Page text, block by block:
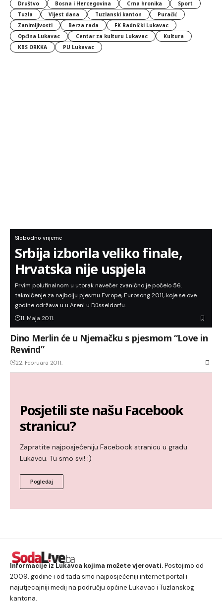
Društvo
Bosna i Hercegovina Crna hronika
Sport
Tuzla
Vijest dana Tuzlanski kanton
Puračić
Zanimljivosti
Berza rada
FK Radnički Lukavac
Općina Lukavac
Centar za kulturu Lukavac
Kultura
KBS ORKKA
PU Lukavac
Slobodno vrijeme
Srbija izborila veliko finale,
Hrvatska nije uspjela
Prvim polufinalnom u utorak navečer zvanično je počelo 56.
takmičenje za najbolju pjesmu Evrope, Eurosong 2011, koje se ove
godine održava u u Areni u Düsseldorfu.
11. Maja 2011.
Dino Merlin će u Njemačku s pjesmom “Love in
Rewind”
22. Februara 2011.
Posjetili ste našu Facebook
stranicu?
Zapratite najposjećeniju Facebook stranicu u gradu
Lukavcu. Tu smo svi! :)
Pogledaj
Informacije iz Lukavca kojima možete vjerovati.Postojimo od
2009. godine i od tada smo najposjećeniji internet portal i
najutjecajniji medij na području općine Lukavac i Tuzlanskog
kantona.